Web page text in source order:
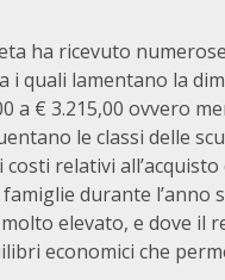
ha ricevuto
quali lamentano la
a € 3.215,00 ovvero
le classi delle
relativi
durante l’anno
elevato, e dove il
economici che